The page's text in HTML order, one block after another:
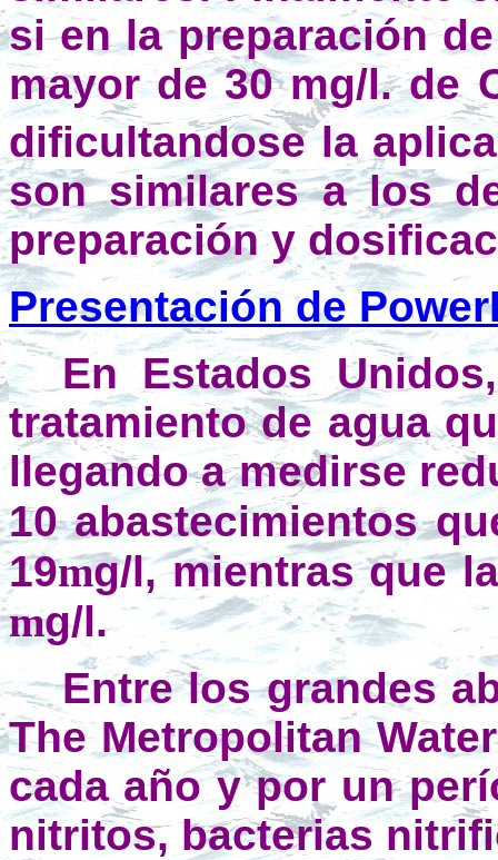
si en la preparación
mayor de 30 mg/l. de
dificultandose la
son similares a los
preparación y
Presentación de
En Estados
tratamiento de agua
llegando a medirse
10 abastecimientos
19mg/l, mientras que
mg/l.
Entre los grandes
The Metropolitan
cada año y por un
nitritos, bacterias